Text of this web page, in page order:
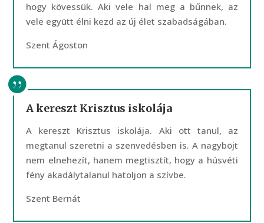
hogy kövessük. Aki vele hal meg a bűnnek, az
vele együtt élni kezd az új élet szabadságában.
Szent Ágoston
A kereszt Krisztus iskolája
A kereszt Krisztus iskolája. Aki ott tanul, az
megtanul szeretni a szenvedésben is. A nagyböjt
nem elnehezít, hanem megtisztít, hogy a húsvéti
fény akadálytalanul hatoljon a szívbe.
Szent Bernát